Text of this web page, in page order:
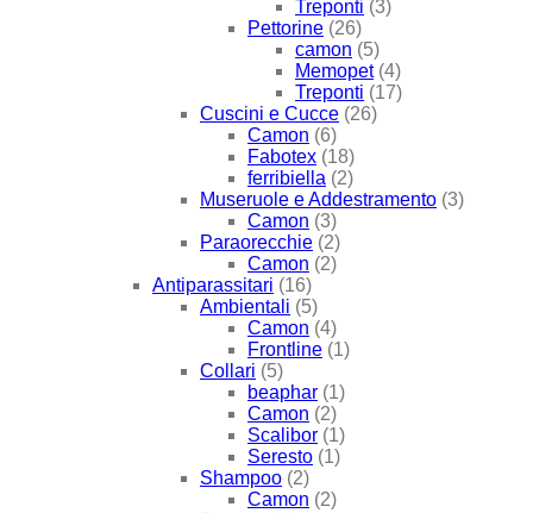
Treponti (3)
Pettorine (26)
camon (5)
Memopet (4)
Treponti (17)
Cuscini e Cucce (26)
Camon (6)
Fabotex (18)
ferribiella (2)
Museruole e Addestramento (3)
Camon (3)
Paraorecchie (2)
Camon (2)
Antiparassitari (16)
Ambientali (5)
Camon (4)
Frontline (1)
Collari (5)
beaphar (1)
Camon (2)
Scalibor (1)
Seresto (1)
Shampoo (2)
Camon (2)